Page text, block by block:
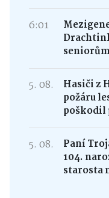
6:01
seniorům
5. 08.
Hasiči z
požáru
poškodil
5. 08.
Paní
104.
starosta